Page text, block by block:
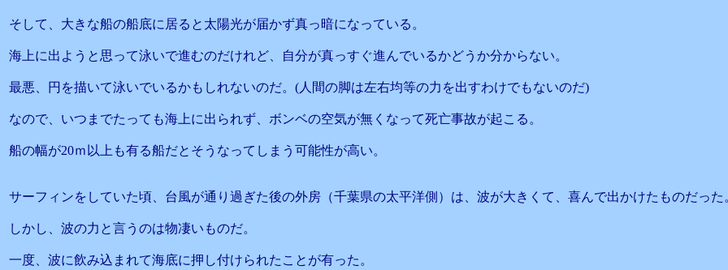
そして、大きな船の船底に居ると太陽光が届かず真っ暗になっている。
海上に出ようと思って泳いで進むのだけれど、自分が真っすぐ進んでいるかどうか分からない。
最悪、円を描いて泳いでいるかもしれないのだ。(人間の脚は左右均等の力を出すわけでもないのだ)
なので、いつまでたっても海上に出られず、ボンベの空気が無くなって死亡事故が起こる。
船の幅が20ｍ以上も有る船だとそうなってしまう可能性が高い。
サーフィンをしていた頃、台風が通り過ぎた後の外房（千葉県の太平洋側）は、波が大きくて、喜んで出かけたものだった
しかし、波の力と言うのは物凄いものだ。
一度、波に飲み込まれて海底に押し付けられたことが有った。